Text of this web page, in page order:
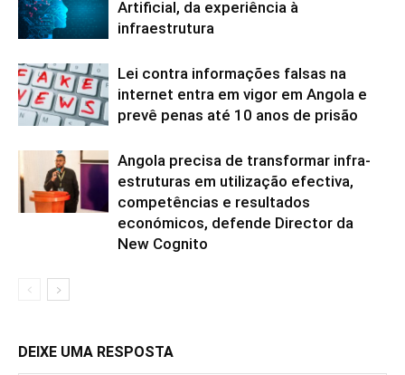
Artificial, da experiência à
infraestrutura
Lei contra informações falsas na
internet entra em vigor em Angola e
prevê penas até 10 anos de prisão
Angola precisa de transformar infra-
estruturas em utilização efectiva,
competências e resultados
económicos, defende Director da
New Cognito
DEIXE UMA RESPOSTA